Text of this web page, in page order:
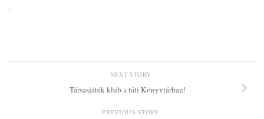
NEXT STORY
Társasjáték klub a táti Könyvtárban!
PREVIOUS STORY